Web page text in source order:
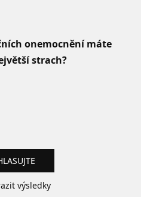
onemocnění máte
strach?
výsledky